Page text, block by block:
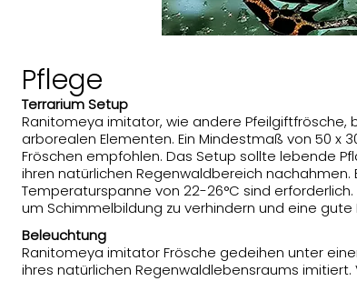
Pflege
Terrarium Setup
Ranitomeya imitator, wie andere
arborealen Elementen. Ein Mindestmaß von 50 x
Fröschen empfohlen. Das Setup sollte lebende
ihren natürlichen Regenwaldbereich
Temperaturspanne von 22-26°C sind
um Schimmelbildung zu verhindern und eine
Beleuchtung
Ranitomeya imitator Frösche gedeihen unter
ihres natürlichen Regenwaldlebensraums